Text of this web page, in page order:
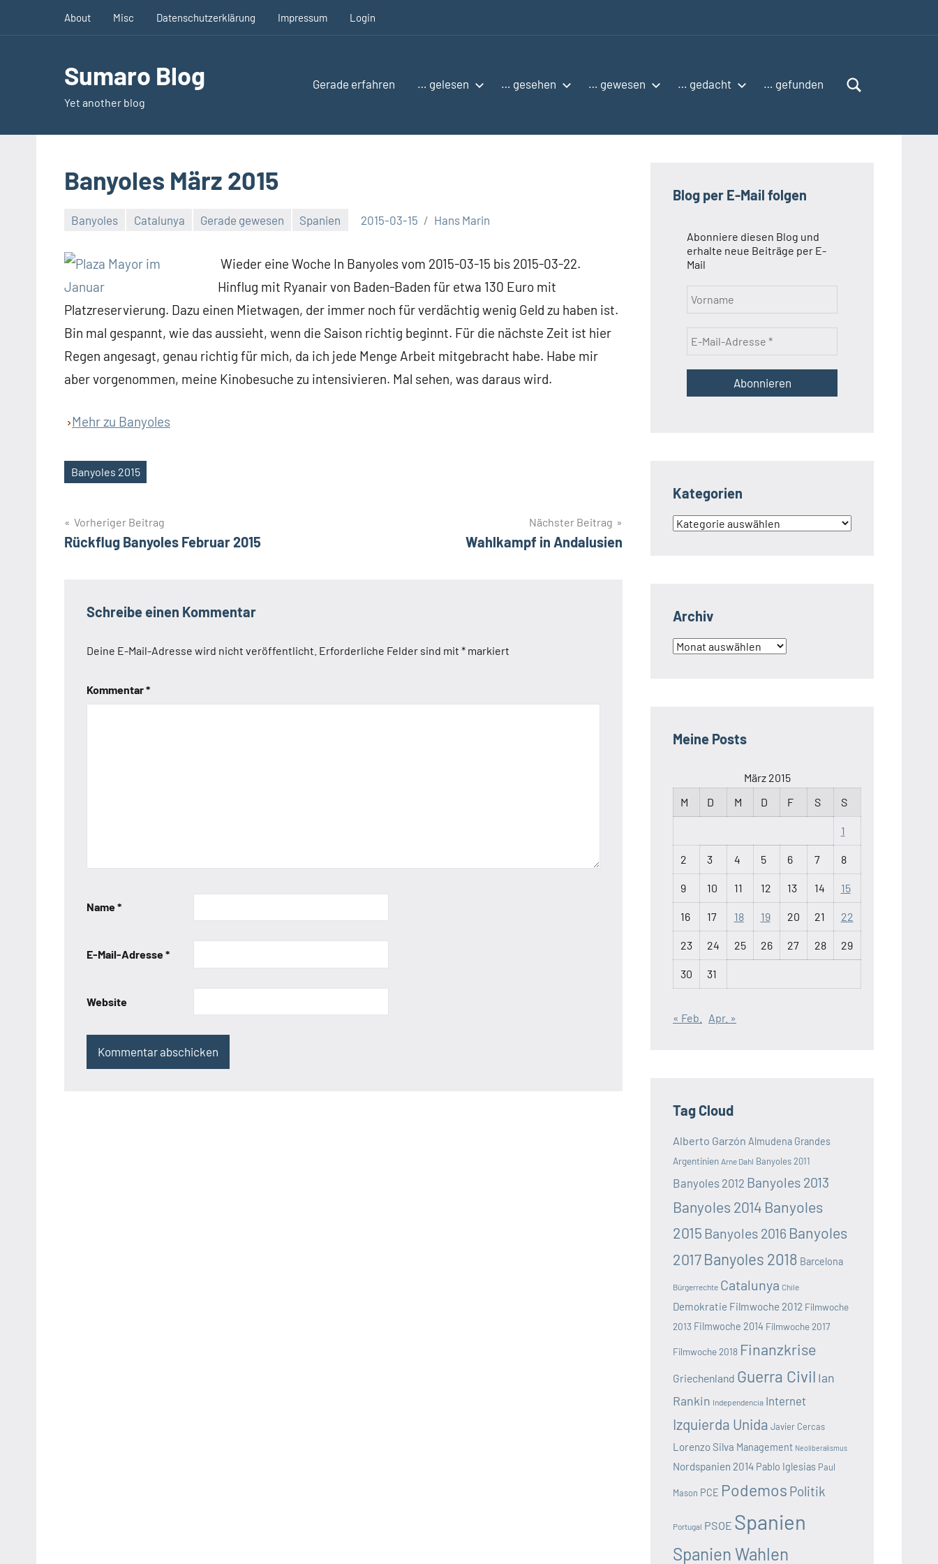
About Misc Datenschutzerklärung Impressum Login
Sumaro Blog
Yet another blog
Gerade erfahren … gelesen … gesehen … gewesen … gedacht … gefunden
Banyoles März 2015
Banyoles Catalunya Gerade gewesen Spanien 2015-03-15 Hans Marin
Keine
Kommentare
Wieder eine Woche In Banyoles vom 2015-03-15 bis 2015-03-22.
Hinflug mit Ryanair von Baden-Baden für etwa 130 Euro mit
Platzreservierung. Dazu einen Mietwagen, der immer noch für verdächtig wenig Geld zu haben ist.
Bin mal gespannt, wie das aussieht, wenn die Saison richtig beginnt. Für die nächste Zeit ist hier
Regen angesagt, genau richtig für mich, da ich jede Menge Arbeit mitgebracht habe. Habe mir
aber vorgenommen, meine Kinobesuche zu intensivieren. Mal sehen, was daraus wird.
Mehr zu Banyoles
Schlagwörter
Banyoles 2015
Beitragsnavigation
Vorheriger Beitrag
Rückflug Banyoles Februar 2015
Nächster Beitrag
Wahlkampf in Andalusien
Schreibe einen Kommentar
Deine E-Mail-Adresse wird nicht veröffentlicht. Erforderliche Felder sind mit * markiert
Kommentar*
Name*
E-Mail-Adresse*
Website
Blog per E-Mail folgen
Abonniere diesen Blog und
erhalte neue Beiträge per E-
Mail
Kategorien
Kategorien
Archiv
Archiv
Meine Posts
März 2015
M
D M D F S S
1
2 3 4 5 6 7 8
9 10 11 12 13 14 15
16 17 18 19 20 21 22
23 24 25 26 27 28 29
30 31
« Feb. Apr. »
Tag Cloud
Alberto Garzón Almudena Grandes
Argentinien Arne Dahl Banyoles 2011
Banyoles 2012 Banyoles 2013
Banyoles 2014 Banyoles
2015 Banyoles 2016 Banyoles
2017 Banyoles 2018 Barcelona
Bürgerrechte Catalunya Chile
Demokratie Filmwoche 2012 Filmwoche
2013 Filmwoche 2014 Filmwoche 2017
Filmwoche 2018 Finanzkrise
Griechenland Guerra Civil Ian
Rankin Independencia Internet
Izquierda Unida Javier Cercas
Lorenzo Silva Management Neoliberalismus
Nordspanien 2014 Pablo Iglesias Paul
Mason PCE Podemos Politik
Portugal PSOE Spanien
Spanien Wahlen